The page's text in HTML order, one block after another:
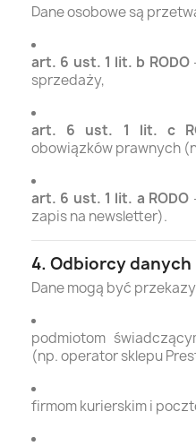
Dane osobowe są
art. 6 ust. 1 lit. b RODO
sprzedaży,
art. 6 ust. 1 lit. c
obowiązków prawnych
art. 6 ust. 1 lit. a RODO
zapis na newsletter).
4. Odbiorcy danych
Dane mogą być
podmiotom
(np. operator sklepu
firmom kurierskim i